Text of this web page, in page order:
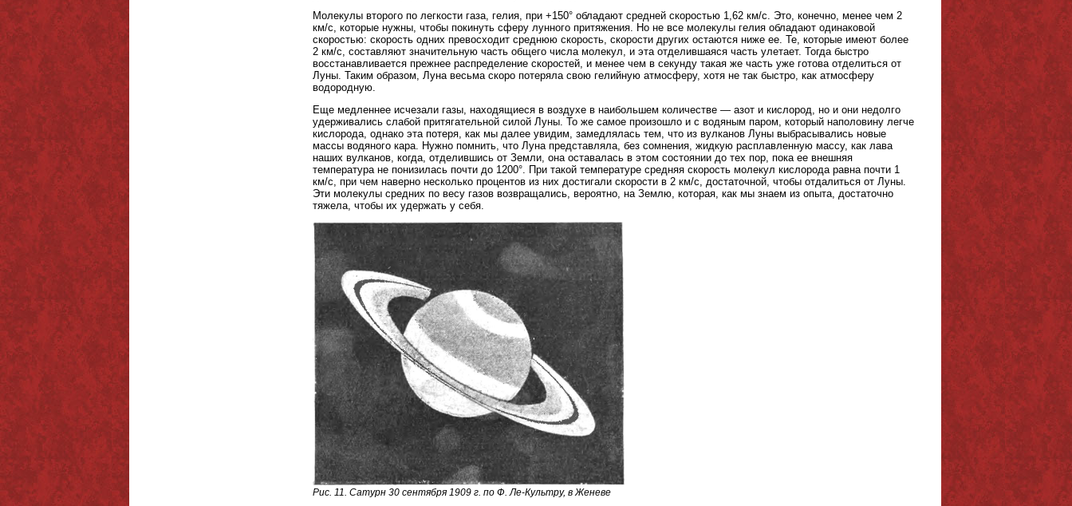
Молекулы второго по легкости газа, гелия, при +150° обладают средней скоростью 1,62 км/с. Это, конечно, менее чем 2
км/с, которые нужны, чтобы покинуть сферу лунного притяжения. Но не все молекулы гелия обладают одинаковой
скоростью: скорость одних превосходит среднюю скорость, скорости других остаются ниже ее. Те, которые имеют более
2 км/с, составляют значительную часть общего числа молекул, и эта отделившаяся часть улетает. Тогда быстро
восстанавливается прежнее распределение скоростей, и менее чем в секунду такая же часть уже готова отделиться от
Луны. Таким образом, Луна весьма скоро потеряла свою гелийную атмосферу, хотя не так быстро, как атмосферу
водородную.
Еще медленнее исчезали газы, находящиеся в воздухе в наибольшем количестве — азот и кислород, но и они недолго
удерживались слабой притягательной силой Луны. То же самое произошло и с водяным паром, который наполовину легче
кислорода, однако эта потеря, как мы далее увидим, замедлялась тем, что из вулканов Луны выбрасывались новые
массы водяного кара. Нужно помнить, что Луна представляла, без сомнения, жидкую расплавленную массу, как лава
наших вулканов, когда, отделившись от Земли, она оставалась в этом состоянии до тех пор, пока ее внешняя
температура не понизилась почти до 1200°. При такой температуре средняя скорость молекул кислорода равна почти 1
км/с, при чем наверно несколько процентов из них достигали скорости в 2 км/с, достаточной, чтобы отдалиться от Луны.
Эти молекулы средних по весу газов возвращались, вероятно, на Землю, которая, как мы знаем из опыта, достаточно
тяжела, чтобы их удержать у себя.
Рис. 11. Сатурн 30 сентября 1909 г. по Ф. Ле-Культру, в Женеве